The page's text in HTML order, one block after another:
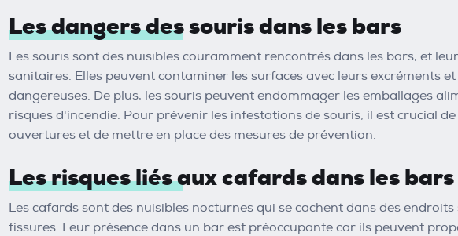
Les dangers des souris dans les bars
Les souris sont des nuisibles couramment rencontrés dans les bars, et
sanitaires. Elles peuvent contaminer les surfaces avec leurs excréments
dangereuses. De plus, les souris peuvent endommager les emballages
risques d'incendie. Pour prévenir les infestations de souris, il est crucial
ouvertures et de mettre en place des mesures de prévention.
Les risques liés aux cafards dans les bars
Les cafards sont des nuisibles nocturnes qui se cachent dans des
fissures. Leur présence dans un bar est préoccupante car ils peuvent